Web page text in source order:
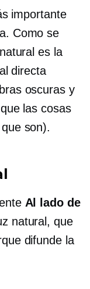
importante
Como se
es la
directa
oscuras y
las cosas
son).
Al lado de
natural, que
difunde la